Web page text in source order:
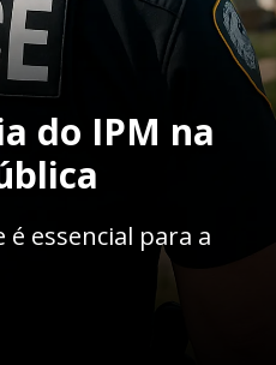
do IPM na
essencial para a